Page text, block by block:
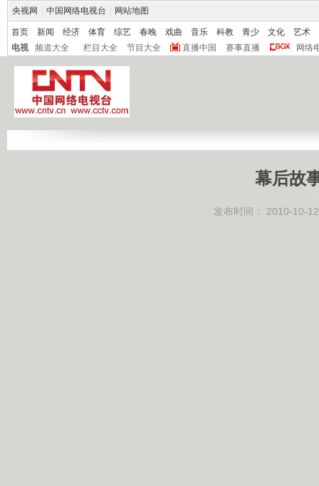
央视网 中国网络电视台 网站地图
首页 新闻 经济 体育 综艺 春晚 戏曲 音乐 科教 青少 文化
艺术
电视
频道大全 栏目大全 节目大全 直播中国 赛事直播 网络
幕后故
发布时间： 2010-10-